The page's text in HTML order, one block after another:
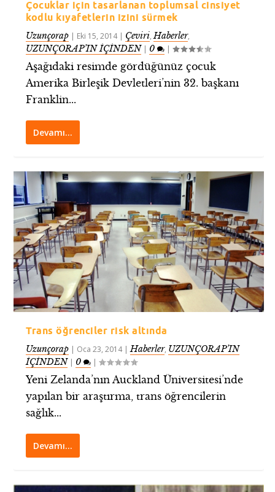
Çocuklar için tasarlanan toplumsal cinsiyet
kodlu kıyafetlerin izini sürmek
Uzunçorap | Eki 15, 2014| Çeviri,Haberler,
UZUNÇORAP’IN İÇİNDEN| 0 |
Aşağıdaki resimde gördüğünüz çocuk
Amerika Birleşik Devletleri’nin 32. başkanı
Franklin...
Devamı…
Trans öğrenciler risk altında
Uzunçorap | Oca 23, 2014|Haberler, UZUNÇORAP’IN
İÇİNDEN| 0 |
Yeni Zelanda’nın Auckland Üniversitesi’nde
yapılan bir araştırma, trans öğrencilerin
sağlık...
Devamı…